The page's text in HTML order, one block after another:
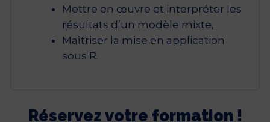
Mettre en œuvre et interpréter les
résultats d’un modèle mixte,
Maîtriser la mise en application
sous R.
Réservez votre formation !